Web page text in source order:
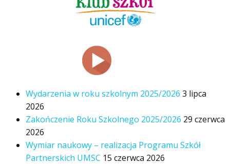
Wydarzenia w roku szkolnym 2025/2026 3 lipca
2026
Zakończenie Roku Szkolnego 2025/2026 29 czerwca
2026
Wymiar naukowy – realizacja Programu Szkół
Partnerskich UMSC 15 czerwca 2026